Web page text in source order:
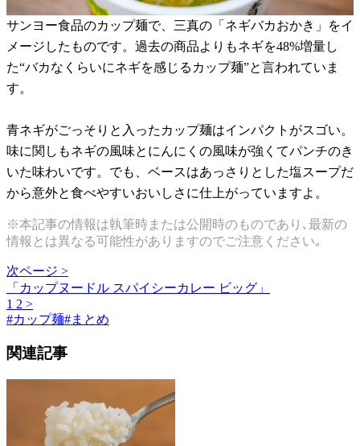
サンヨー食品のカップ麺で、三真の「ネギバカおかき」をイ
メージしたものです。過去の商品よりもネギを48%増量し
た“バカなくらいにネギを感じるカップ麺”と言われていま
す。
青ネギがごっそりと入ったカップ麺はインパクトがスゴい。
味に関しもネギの風味とにんにくの風味が強くてパンチのき
いた味わいです。でも、ベースはあっさりとした塩スープだ
から意外と食べやすいおいしさに仕上がっていますよ。
※本記事の情報は執筆時または公開時のものであり､最新の
情報とは異なる可能性がありますのでご注意ください｡
次ページ >
「カップヌードル スパイシーカレー ビッグ」
1 2 >
#カップ麺#まとめ
関連記事